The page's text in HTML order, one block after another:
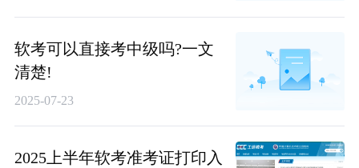
软考可以直接考中级吗?一文
清楚!
2025-07-23
2025上半年软考准考证打印入